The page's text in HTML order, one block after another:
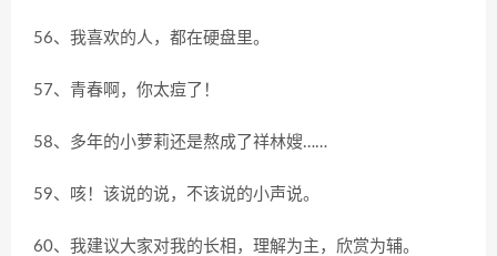
56、我喜欢的人，都在硬盘里。
57、青春啊，你太痘了！
58、多年的小萝莉还是熬成了祥林嫂……
59、咳！该说的说，不该说的小声说。
60、我建议大家对我的长相，理解为主，欣赏为辅。